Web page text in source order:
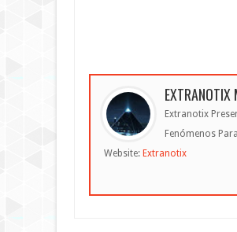
EXTRANOTIX
Extranotix
Fenómenos
Website: Extranotix